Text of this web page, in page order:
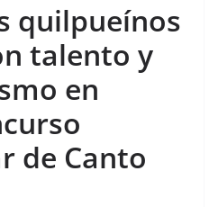
quilpueínos
talento y
en
de Canto